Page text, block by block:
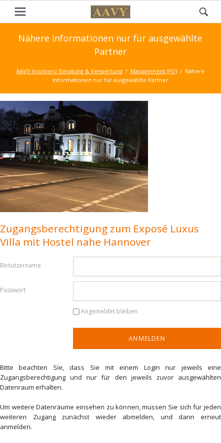
Nähere Informationen nur für ausgewählte
Partner
AAVY Insolvenz Beratung & Verwertung Management (FO)
Nähere
Informationen nur für ausgewählte Partner
Zugangsberechtigung zum Exposé Luxus
Villa mit Hostel nahe Hannover
Benutzername
Passwort
Angemeldet bleiben
Bitte beachten Sie, dass Sie mit einem Login nur jeweils eine
Zugangsberechtigung und nur für den jeweils zuvor ausgewählten
Datenraum erhalten.
Um weitere Datenräume einsehen zu können, müssen Sie sich für jeden
weiteren Zugang zunächst wieder abmelden, und dann erneut
anmelden.